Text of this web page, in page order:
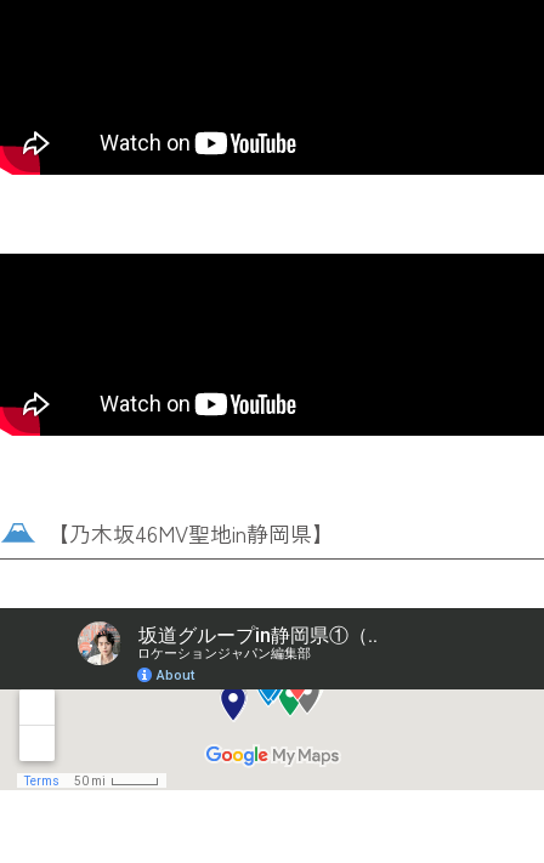
【乃木坂46MV聖地in静岡県】